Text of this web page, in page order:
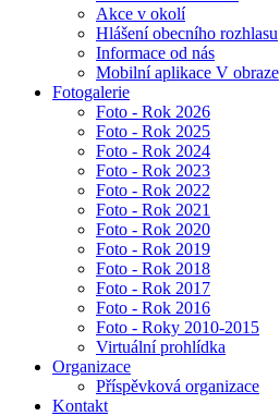
Akce v okolí
Hlášení obecního rozhlasu
Informace od nás
Mobilní aplikace V obraze
Fotogalerie
Foto - Rok 2026
Foto - Rok 2025
Foto - Rok 2024
Foto - Rok 2023
Foto - Rok 2022
Foto - Rok 2021
Foto - Rok 2020
Foto - Rok 2019
Foto - Rok 2018
Foto - Rok 2017
Foto - Rok 2016
Foto - Roky 2010-2015
Virtuální prohlídka
Organizace
Příspěvková organizace
Kontakt